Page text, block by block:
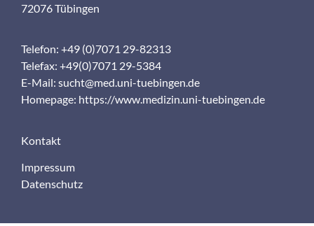
72076 Tübingen
Telefon: +49 (0)7071 29-82313
Telefax: +49(0)7071 29-5384
E-Mail: sucht@med.uni-tuebingen.de
Homepage: https://www.medizin.uni-tuebingen.de
Kontakt
Impressum
Datenschutz